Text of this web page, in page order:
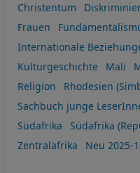
Christentum
Frauen
Internationale
Kulturgeschichte
Mali
Religion
Rhodesien
Sachbuch junge
Südafrika
Südafrika
Zentralafrika
Neu 2025-